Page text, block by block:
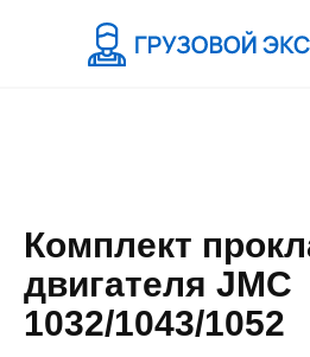
Комплект
двигателя JMC
1032/1043/1052